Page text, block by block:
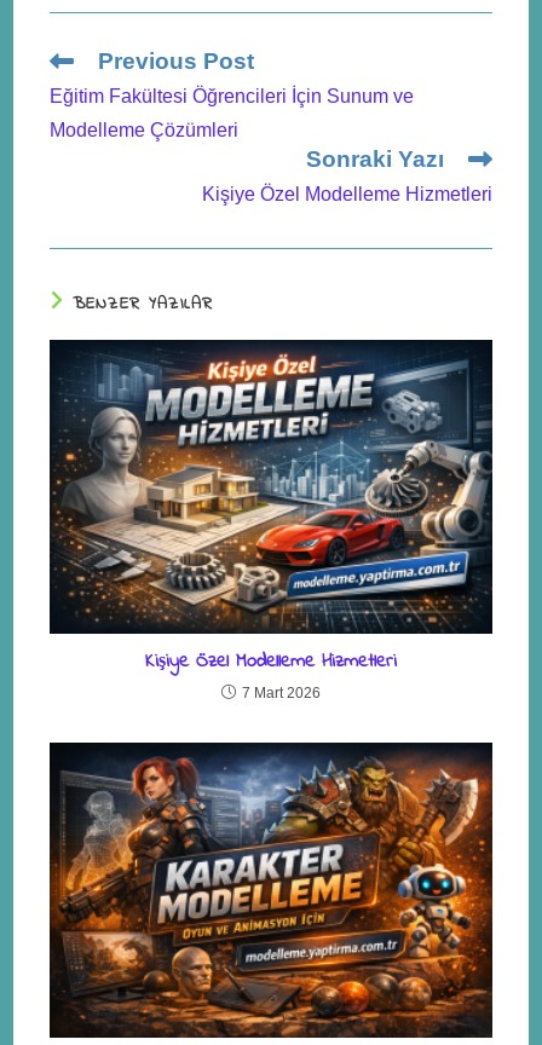
Previous Post
Eğitim Fakültesi Öğrencileri İçin Sunum ve
Modelleme Çözümleri
Sonraki Yazı
Kişiye Özel Modelleme Hizmetleri
BENZER YAZILAR
Kişiye Özel Modelleme Hizmetleri
7 Mart 2026